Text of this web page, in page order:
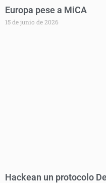
Europa pese a MiCA
15 de junio de 2026
Hackean un protocolo